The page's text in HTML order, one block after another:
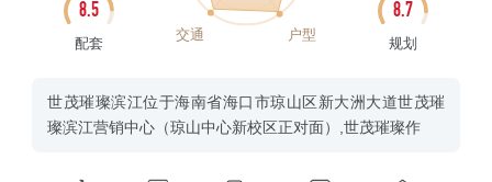
8.5
配套
8.7
规划
户型
交通
世茂璀璨滨江位于海南省海口市琼山区新大洲大道世茂璀
璨滨江营销中心（琼山中心新校区正对面）,世茂璀璨作